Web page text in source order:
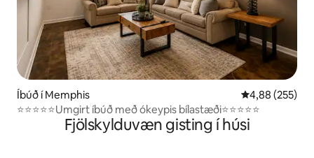
Íbúð í Memphis 4,88 af 5 í
4,88 (255)
⭐️⭐️⭐️⭐️⭐️Umgirt íbúð með ókeypis bílastæði⭐️⭐️⭐️⭐️⭐️
Fjölskylduvæn gisting í húsi